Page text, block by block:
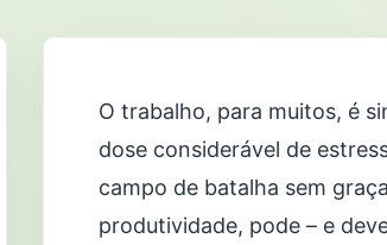
O trabalho, para muitos, é
dose considerável de
campo de batalha sem
produtividade, pode – e